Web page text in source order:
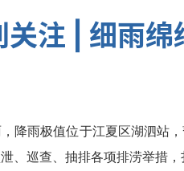
关注 | 细雨
降雨极值位于江夏区湖泗站
、巡查、抽排各项排涝举措，